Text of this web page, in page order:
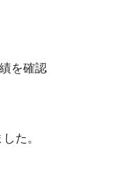
を確認
た。